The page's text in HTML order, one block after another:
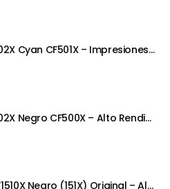
Tóner HP 202X Cyan CF501X – Impresiones Vivas y de Alta Precisión
Tóner HP 202X Negro CF500X – Alto Rendimiento para Impresoras Láser a Color
Tóner HP W1510X Negro (151X) Original – Alto Rendimiento para HP LaserJet Pro